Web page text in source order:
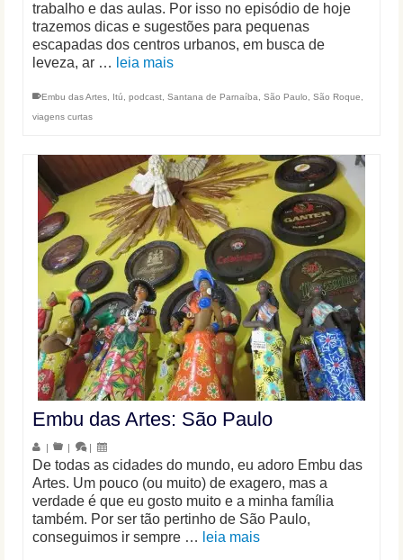
trabalho e das aulas. Por isso no episódio de hoje
trazemos dicas e sugestões para pequenas
escapadas dos centros urbanos, em busca de
leveza, ar … leia mais
Embu das Artes Itú podcast Santana de Parnaíba São Paulo São Roque
viagens curtas
Embu das Artes: São Paulo
| | |
De todas as cidades do mundo, eu adoro Embu das
Artes. Um pouco (ou muito) de exagero, mas a
verdade é que eu gosto muito e a minha família
também. Por ser tão pertinho de São Paulo,
conseguimos ir sempre … leia mais